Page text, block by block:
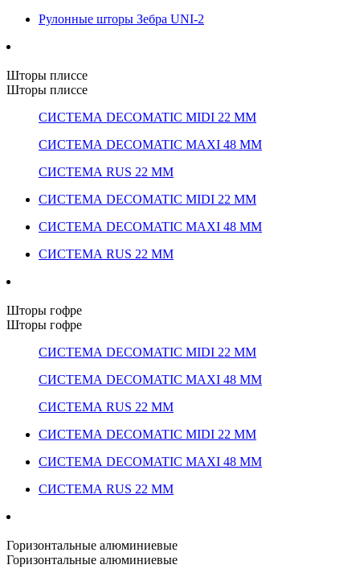
Рулонные шторы Зебра UNI-2
Шторы плиссе
Шторы плиссе
СИСТЕМА DECOMATIC MIDI 22 ММ
СИСТЕМА DECOMATIC MAXI 48 ММ
СИСТЕМА RUS 22 ММ
СИСТЕМА DECOMATIC MIDI 22 ММ
СИСТЕМА DECOMATIC MAXI 48 ММ
СИСТЕМА RUS 22 ММ
Шторы гофре
Шторы гофре
СИСТЕМА DECOMATIC MIDI 22 ММ
СИСТЕМА DECOMATIC MAXI 48 ММ
СИСТЕМА RUS 22 ММ
СИСТЕМА DECOMATIC MIDI 22 ММ
СИСТЕМА DECOMATIC MAXI 48 ММ
СИСТЕМА RUS 22 ММ
Горизонтальные алюминиевые
Горизонтальные алюминиевые